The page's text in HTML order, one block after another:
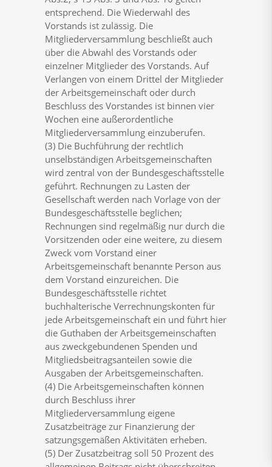
entsprechend. Die Wiederwahl des
Vorstands ist zulässig. Die
Mitgliederversammlung beschließt auch
über die Abwahl des Vorstands oder
einzelner Mitglieder des Vorstands. Auf
Verlangen von einem Drittel der Mitglieder
der Arbeitsgemeinschaft oder durch
Beschluss des Vorstandes ist binnen vier
Wochen eine außerordentliche
Mitgliederversammlung einzuberufen.
(3) Die Buchführung der rechtlich
unselbständigen Arbeitsgemeinschaften
wird zentral von der Bundesgeschäftsstelle
geführt. Rechnungen zu Lasten der
Gesellschaft werden nach Vorlage von der
Bundesgeschäftsstelle beglichen;
Rechnungen sind regelmäßig nur durch die
Vorsitzenden oder eine weitere, zu diesem
Zweck vom Vorstand einer
Arbeitsgemeinschaft benannte Person aus
dem Vorstand einzureichen. Die
Bundesgeschäftsstelle richtet
buchhalterische Verrechnungskonten für
jede Arbeitsgemeinschaft ein und führt hier
die Guthaben der Arbeitsgemeinschaften
aus zweckgebundenen Spenden und
Mitgliedsbeitragsanteilen sowie die
Ausgaben der Arbeitsgemeinschaften.
(4) Die Arbeitsgemeinschaften können
durch Beschluss ihrer
Mitgliederversammlung eigene
Zusatzbeiträge zur Finanzierung der
satzungsgemäßen Aktivitäten erheben.
(5) Der Zusatzbeitrag soll 50 Prozent des